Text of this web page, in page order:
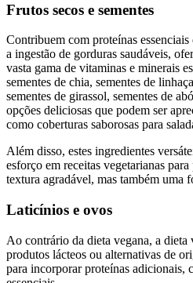
Frutos secos e sementes
Contribuem com proteínas
a ingestão de gorduras saudáveis,
vasta gama de vitaminas e minerais
sementes de chia, sementes de
sementes de girassol, sementes de
opções deliciosas que podem ser
como coberturas saborosas para
Além disso, estes ingredientes
esforço em receitas vegetarianas
textura agradável, mas também uma
Laticínios e ovos
Ao contrário da dieta vegana, a dieta
produtos lácteos ou alternativas de
para incorporar proteínas adicionais,